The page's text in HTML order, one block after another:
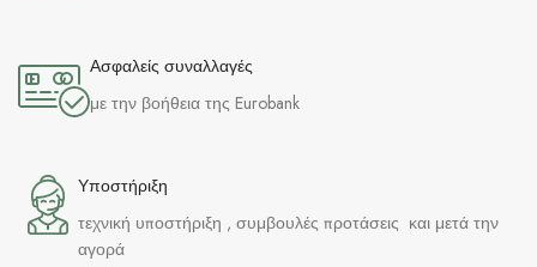
Ασφαλείς συναλλαγές
με την βοήθεια της Eurobank
Υποστήριξη
τεχνική υποστήριξη , συμβουλές προτάσεις και μετά την
αγορά